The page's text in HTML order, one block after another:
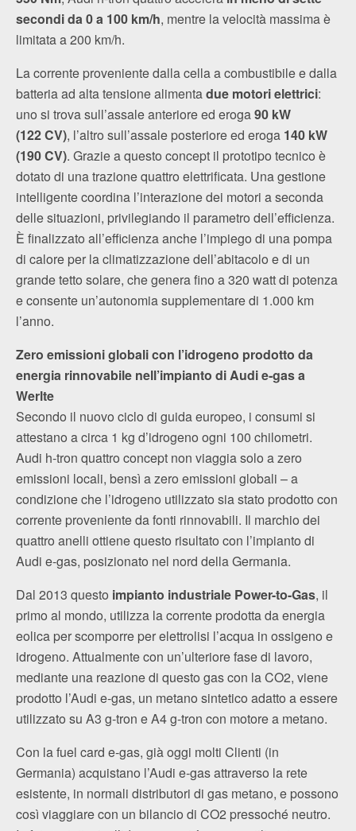
secondi da 0 a 100 km/h, mentre la velocità massima è
limitata a 200 km/h.
La corrente proveniente dalla cella a combustibile e dalla
batteria ad alta tensione alimentadue motori elettrici:
uno si trova sull’assale anteriore ed eroga90 kW
(122 CV), l’altro sull’assale posteriore ed eroga 140 kW
(190 CV). Grazie a questo concept il prototipo tecnico è
dotato di una trazione quattro elettrificata. Una gestione
intelligente coordina l’interazione dei motori a seconda
delle situazioni, privilegiando il parametro dell’efficienza.
È finalizzato all’efficienza anche l’impiego di una pompa
di calore per la climatizzazione dell’abitacolo e di un
grande tetto solare, che genera fino a 320 watt di potenza
e consente un’autonomia supplementare di 1.000 km
l’anno.
Zero emissioni globali con l’idrogeno prodotto da
energia rinnovabile nell’impianto di Audi e‑gas a
Werlte
Secondo il nuovo ciclo di guida europeo, i consumi si
attestano a circa 1 kg d’idrogeno ogni 100 chilometri.
Audi h‑tron quattro concept non viaggia solo a zero
emissioni locali, bensì a zero emissioni globali – a
condizione che l’idrogeno utilizzato sia stato prodotto con
corrente proveniente da fonti rinnovabili. Il marchio dei
quattro anelli ottiene questo risultato con l’impianto di
Audi e‑gas, posizionato nel nord della Germania.
Dal 2013 questo impianto industriale Power-to-Gas, il
primo al mondo, utilizza la corrente prodotta da energia
eolica per scomporre per elettrolisi l’acqua in ossigeno e
idrogeno. Attualmente con un’ulteriore fase di lavoro,
mediante una reazione di questo gas con la CO2, viene
prodotto l’Audi e‑gas, un metano sintetico adatto a essere
utilizzato su A3 g‑tron e A4 g-tron con motore a metano.
Con la fuel card e‑gas, già oggi molti Clienti (in
Germania) acquistano l’Audi e‑gas attraverso la rete
esistente, in normali distributori di gas metano, e possono
così viaggiare con un bilancio di CO2 pressoché neutro.